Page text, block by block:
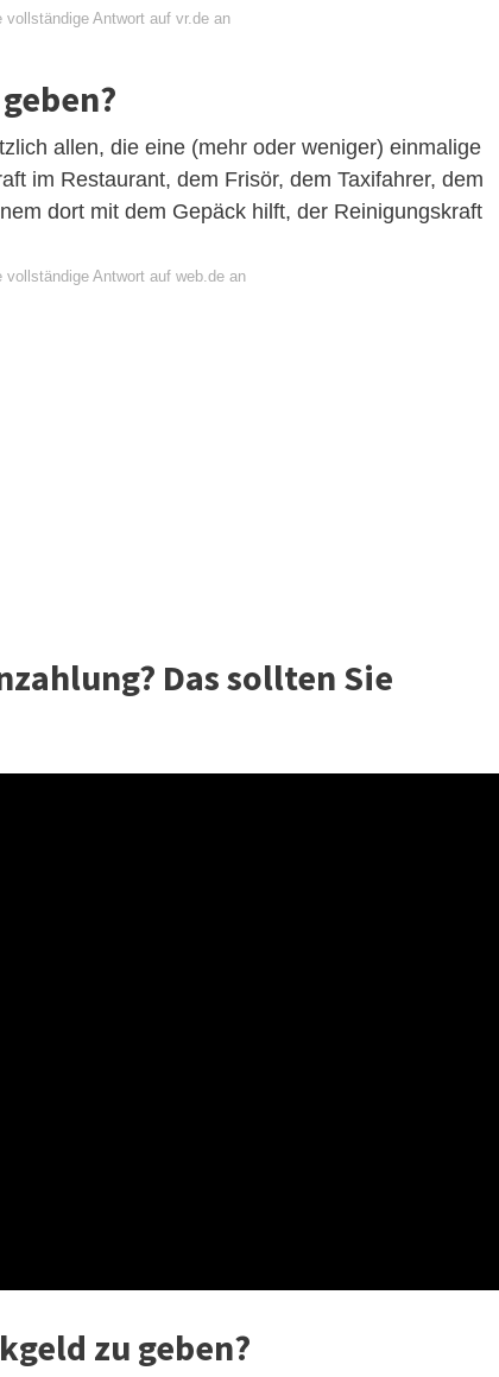
vollständige Antwort auf vr.de an
allen, die eine (mehr oder weniger) einmalige
im Restaurant, dem Frisör, dem Taxifahrer, dem
dort mit dem Gepäck hilft, der Reinigungskraft
vollständige Antwort auf web.de an
Das sollten Sie
zu geben?